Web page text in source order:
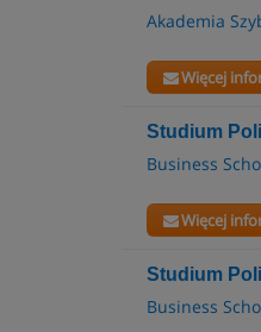
Akademia
Więcej
Studium
Business
Więcej
Studium
Business